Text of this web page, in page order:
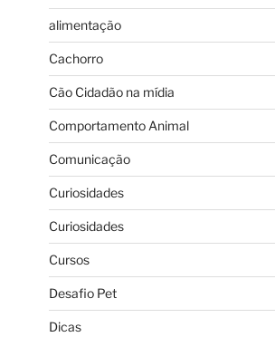
alimentação
Cachorro
Cão Cidadão na mídia
Comportamento Animal
Comunicação
Curiosidades
Curiosidades
Cursos
Desafio Pet
Dicas